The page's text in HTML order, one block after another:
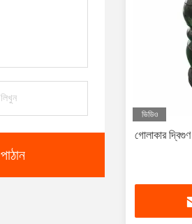
পাঠান
ভিডিও
গোলাকার দ্বিগুণ